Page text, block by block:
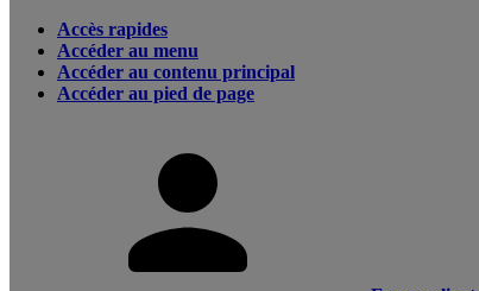
Accès rapides
Accéder au menu
Accéder au contenu principal
Accéder au pied de page